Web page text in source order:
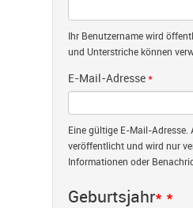
Ihr Benutzername wird
und Unterstriche können
E-Mail-Adresse *
Eine gültige E-Mail-Adresse.
veröffentlicht und wird nur
Informationen oder
Geburtsjahr* *